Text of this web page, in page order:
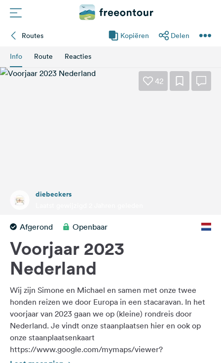
Campings
Feedback
Taal:
Nederlands
Volg
ons
op
social
media
Facebook
Routes Kopiëren Delen
Info Route Reacties
42
diebeckers
Afgerond Openbaar
Voorjaar 2023
Nederland
Wij zijn Simone en Michael en samen met onze twee
honden reizen we door Europa in een stacaravan. In het
voorjaar van 2023 gaan we op (kleine) rondreis door
Nederland. Je vindt onze staanplaatsen hier en ook op
onze staanplaatsenkaart
https://www.google.com/mymaps/viewer?